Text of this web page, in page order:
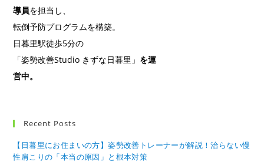
導員を担当し、
転倒予防プログラムを構築。
日暮里駅徒歩5分の
「姿勢改善Studio きずな日暮里」 を運
営中。
Recent Posts
【日暮里にお住まいの方】姿勢改善トレーナーが解説！治らない慢
性肩こりの「本当の原因」と根本対策